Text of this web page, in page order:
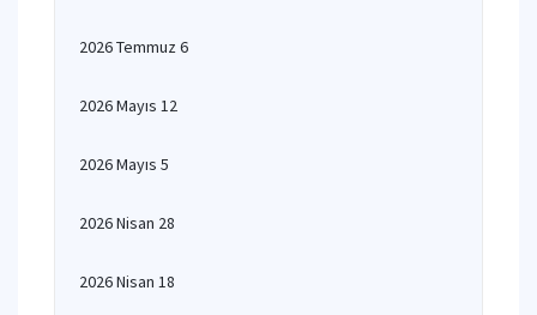
2026 Temmuz 6
2026 Mayıs 12
2026 Mayıs 5
2026 Nisan 28
2026 Nisan 18